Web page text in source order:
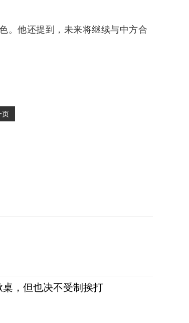
。他还提到，未来将继续与中方合
页
桌，但也决不受制挨打